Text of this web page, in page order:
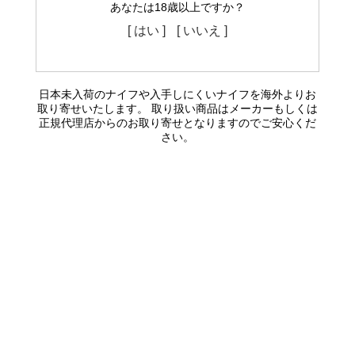
あなたは18歳以上ですか？
[ はい ] [ いいえ ]
日本未入荷のナイフや入手しにくいナイフを海外よりお
取り寄せいたします。 取り扱い商品はメーカーもしくは
正規代理店からのお取り寄せとなりますのでご安心くだ
さい。